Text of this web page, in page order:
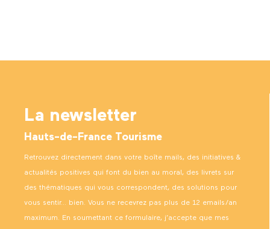
La newsletter
Hauts-de-France Tourisme
Retrouvez directement dans votre boîte mails, des initiatives &
actualités positives qui font du bien au moral, des livrets sur
des thématiques qui vous correspondent, des solutions pour
vous sentir… bien. Vous ne recevrez pas plus de 12 emails/an
maximum. En soumettant ce formulaire, j’accepte que mes